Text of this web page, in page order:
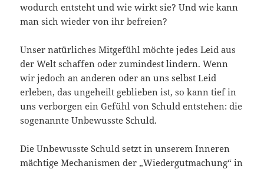
wodurch entsteht und wie wirkt sie? Und wie kann
man sich wieder von ihr befreien?
Unser natürliches Mitgefühl möchte jedes Leid aus
der Welt schaffen oder zumindest lindern. Wenn
wir jedoch an anderen oder an uns selbst Leid
erleben, das ungeheilt geblieben ist, so kann tief in
uns verborgen ein Gefühl von Schuld entstehen: die
sogenannte Unbewusste Schuld.
Die Unbewusste Schuld setzt in unserem Inneren
mächtige Mechanismen der „Wiedergutmachung“ in